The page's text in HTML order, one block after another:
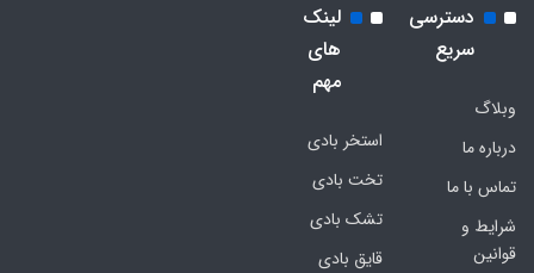
دسترسی
سریع
وبلاگ
درباره ما
تماس با ما
شرایط و
قوانین
لینک
های
مهم
استخر بادی
تخت بادی
تشک بادی
قایق بادی